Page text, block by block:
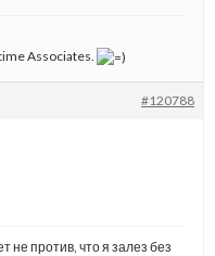
Associates.
#120788
не против, что я залез без